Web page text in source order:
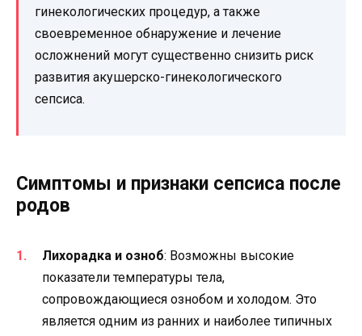
гинекологических процедур, а также
своевременное обнаружение и лечение
осложнений могут существенно снизить риск
развития акушерско-гинекологического
сепсиса.
Симптомы и признаки сепсиса после
родов
Лихорадка и озноб: Возможны высокие
показатели температуры тела,
сопровождающиеся ознобом и холодом. Это
является одним из ранних и наиболее типичных